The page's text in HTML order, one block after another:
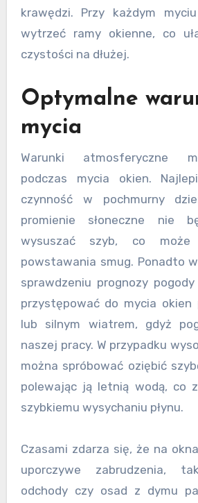
krawędzi. Przy każdym
wytrzeć ramy okienne, co
czystości na dłużej.
Optymalne
mycia
Warunki atmosferyczne
podczas mycia okien.
czynność w pochmurny
promienie słoneczne nie
wysuszać szyb, co może
powstawania smug. Ponadto
sprawdzeniu prognozy
przystępować do mycia okien
lub silnym wiatrem, gdyż
naszej pracy. W przypadku
można spróbować oziębić
polewając ją letnią wodą, co
szybkiemu wysychaniu płynu.
Czasami zdarza się, że na
uporczywe zabrudzenia,
odchody czy osad z dymu